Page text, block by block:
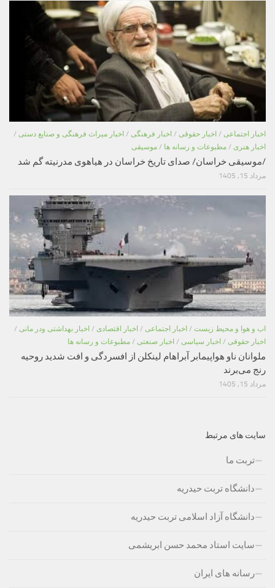
اخبار اجتماعی / اخبار حقوقی / اخبار فرهنگی / اخبار میراث فرهنگی و صنایع دستی /
اخبار هنری / مطبوعات و رسانه ها / موسیقی
/موسیقی خراسان/ صدای تاریخ خراسان در هیاهوی مدرنیته گم شد
مرداد 15, 1405
اب و هوا و محیط زیست / اخبار اجتماعی / اخبار اقتصادی / اخبار بهداشتی ودر مانی /
اخبار حقوقی / اخبار سیاسی / اخبار صنعتی / مطبوعات و رسانه ها
ملوانان ناو هواپیمابر آبراهام لینکلن از افسردگی و افت شدید روحیه
رنج می‌برند
مرداد 15, 1405
سایت های مرتبط
تربت ما
دانشگاه تربت حیدریه
دانشگاه آزاد اسلامی تربت حیدریه
سایت استاد محمد حسن ابریشمی
رسانه های ایران